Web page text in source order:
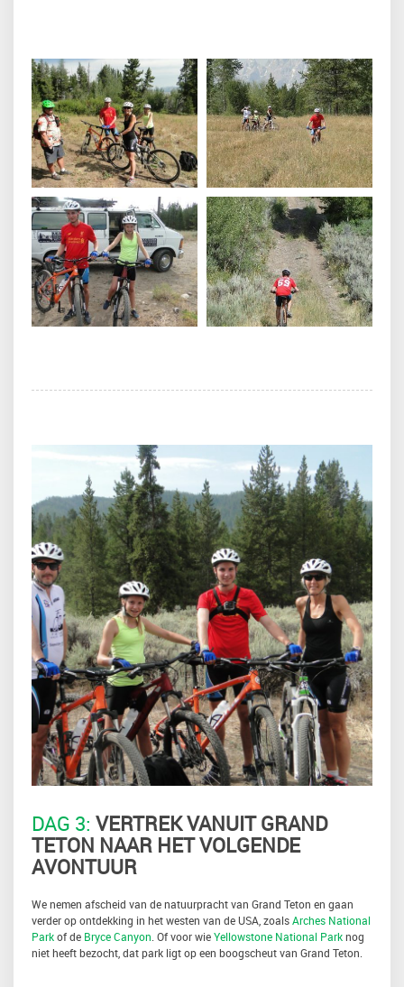
DAG 3: VERTREK VANUIT GRAND
TETON NAAR HET VOLGENDE
AVONTUUR
We nemen afscheid van de natuurpracht van Grand Teton en gaan
verder op ontdekking in het westen van de USA, zoalsArches National
Parkof de Bryce Canyon . Of voor wieYellowstone National Parknog
niet heeft bezocht, dat park ligt op een boogscheut van Grand Teton.